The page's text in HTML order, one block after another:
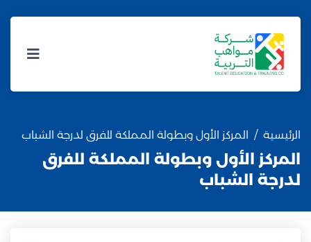
الرئيسية المركز الأول وبطولة المملكة للفرق لدرجة الشباب
المركز الأول وبطولة المملكة للفرق
لدرجة الشباب